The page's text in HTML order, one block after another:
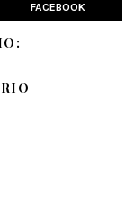
FACEBOOK